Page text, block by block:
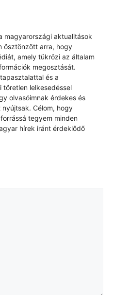
magyarországi aktualitások
ösztönzött arra, hogy
amely tükrözi az általam
megosztását.
és a
töretlen lelkesedéssel
olvasóimnak érdekes és
Célom, hogy
tegyem minden
hírek iránt érdeklődő